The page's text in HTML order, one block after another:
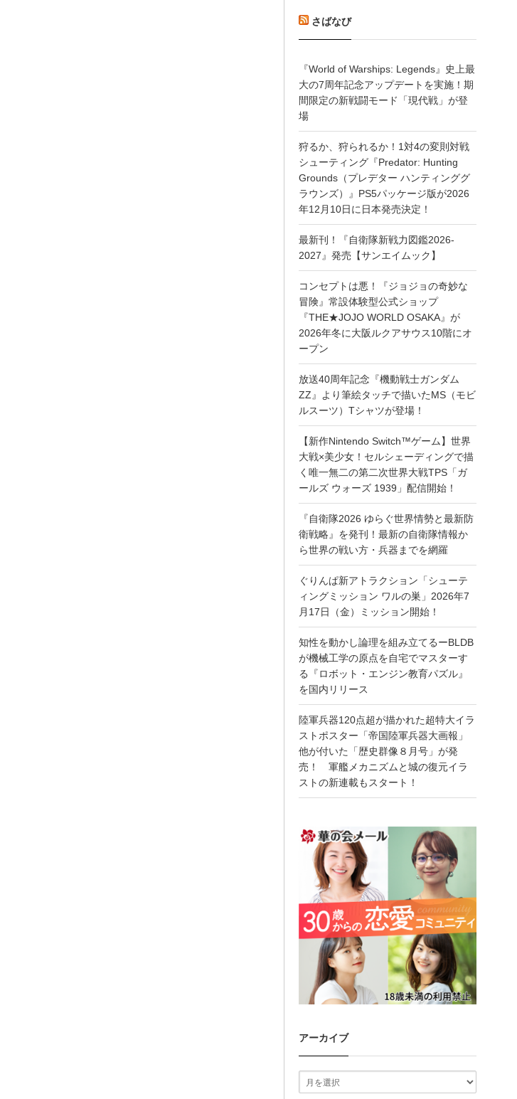
さばなび
『World of Warships: Legends』史上最
大の7周年記念アップデートを実施！期
間限定の新戦闘モード「現代戦」が登
場
狩るか、狩られるか！1対4の変則対戦
シューティング『Predator: Hunting
Grounds（プレデター ハンティンググ
ラウンズ）』PS5パッケージ版が2026
年12月10日に日本発売決定！
最新刊！『自衛隊新戦力図鑑2026-
2027』発売【サンエイムック】
コンセプトは悪！『ジョジョの奇妙な
冒険』常設体験型公式ショップ
『THE★JOJO WORLD OSAKA』が
2026年冬に大阪ルクアサウス10階にオ
ープン
放送40周年記念『機動戦士ガンダム
ZZ』より筆絵タッチで描いたMS（モビ
ルスーツ）Tシャツが登場！
【新作Nintendo Switch™ゲーム】世界
大戦×美少女！セルシェーディングで描
く唯一無二の第二次世界大戦TPS「ガ
ールズ ウォーズ 1939」配信開始！
『自衛隊2026 ゆらぐ世界情勢と最新防
衛戦略』を発刊！最新の自衛隊情報か
ら世界の戦い方・兵器までを網羅
ぐりんぱ新アトラクション「シューテ
ィングミッション ワルの巣」2026年7
月17日（金）ミッション開始！
知性を動かし論理を組み立てるーBLDB
が機械工学の原点を自宅でマスターす
る『ロボット・エンジン教育パズル』
を国内リリース
陸軍兵器120点超が描かれた超特大イラ
ストポスター「帝国陸軍兵器大画報」
他が付いた「歴史群像８月号」が発
売！ 軍艦メカニズムと城の復元イラ
ストの新連載もスタート！
アーカイブ